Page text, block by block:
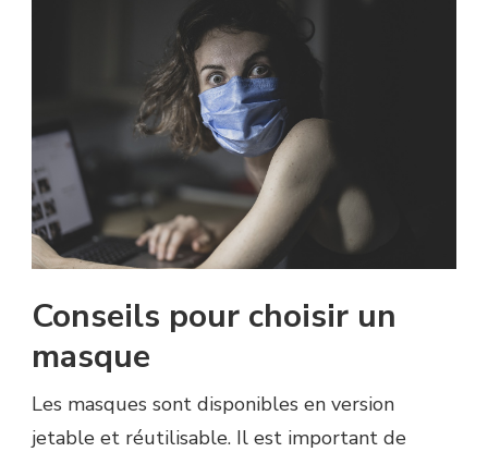
Conseils pour choisir un
masque
Les masques sont disponibles en version
jetable et réutilisable. Il est important de